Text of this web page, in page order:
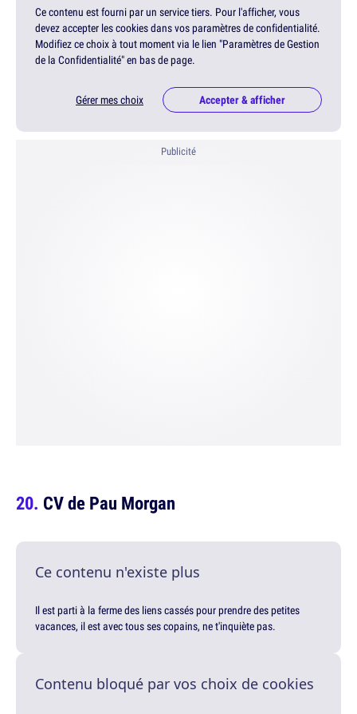
Ce contenu est fourni par un service tiers. Pour l'afficher, vous
devez accepter les cookies dans vos paramètres de confidentialité.
Modifiez ce choix à tout moment via le lien "Paramètres de Gestion
de la Confidentialité" en bas de page.
Gérer mes choix Accepter & afficher
Publicité
CV de Pau Morgan
Ce contenu n'existe plus
Il est parti à la ferme des liens cassés pour prendre des petites
vacances, il est avec tous ses copains, ne t'inquiète pas.
Contenu bloqué par vos choix de cookies